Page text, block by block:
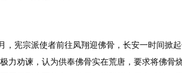
宪宗派使者前往凤翔迎佛骨，长安一时间掀起
力劝谏，认为供奉佛骨实在荒唐，要求将佛骨